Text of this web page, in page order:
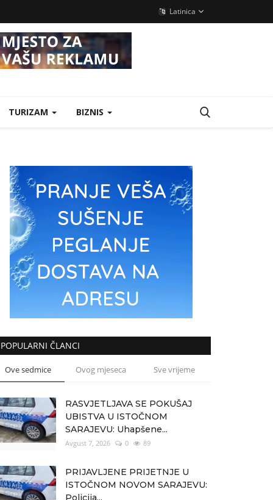
Latinica
TURIZAM BIZNIS
POPULARNI ČLANCI
Ove sedmice Ovog mjeseca Sve vrijeme
RASVJETLJAVA SE POKUŠAJ
UBISTVA U ISTOČNOM
SARAJEVU: Uhapšene...
Avgust 7, 2026 0 89
PRIJAVLJENE PRIJETNJE U
ISTOČNOM NOVOM SARAJEVU:
Policija...